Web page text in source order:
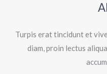
Turpis erat tincidunt et
diam, proin lectus